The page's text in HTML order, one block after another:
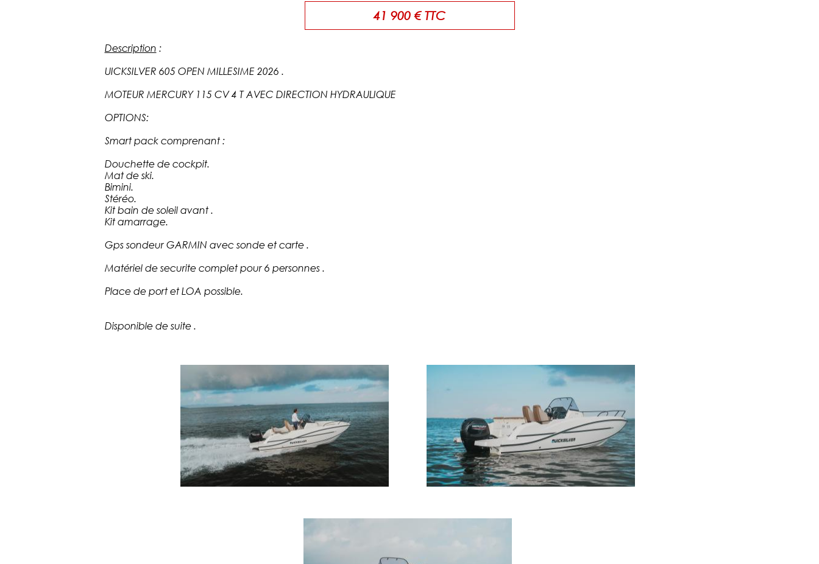
41 900 € TTC
Description :
UICKSILVER 605 OPEN MILLESIME 2026 .
MOTEUR MERCURY 115 CV 4 T AVEC DIRECTION HYDRAULIQUE
OPTIONS:
Smart pack comprenant :
Douchette de cockpit.
Mat de ski.
Bimini.
Stéréo.
Kit bain de soleil avant .
Kit amarrage.
Gps sondeur GARMIN avec sonde et carte .
Matériel de securite complet pour 6 personnes .
Place de port et LOA possible.
Disponible de suite .